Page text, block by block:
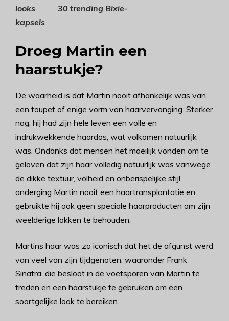
looks
30 trending Bixie-
kapsels
Droeg Martin een
haarstukje?
De waarheid is dat Martin nooit afhankelijk was van
een toupet of enige vorm van haarvervanging. Sterker
nog, hij had zijn hele leven een volle en
indrukwekkende haardos, wat volkomen natuurlijk
was. Ondanks dat mensen het moeilijk vonden om te
geloven dat zijn haar volledig natuurlijk was vanwege
de dikke textuur, volheid en onberispelijke stijl,
onderging Martin nooit een haartransplantatie en
gebruikte hij ook geen speciale haarproducten om zijn
weelderige lokken te behouden.
Martins haar was zo iconisch dat het de afgunst werd
van veel van zijn tijdgenoten, waaronder Frank
Sinatra, die besloot in de voetsporen van Martin te
treden en een haarstukje te gebruiken om een
soortgelijke look te bereiken.